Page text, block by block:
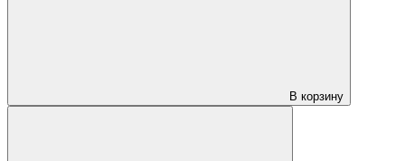
В корзину